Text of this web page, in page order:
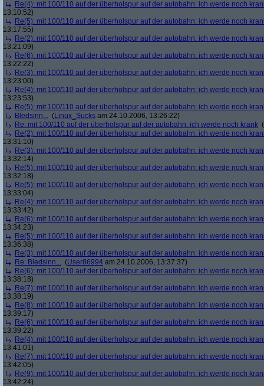
Re(4): mit 100/110 auf der überholspur auf der autobahn: ich werde noch
13:10:52)
Re(5): mit 100/110 auf der überholspur auf der autobahn: ich werde noch
13:17:55)
Re(2): mit 100/110 auf der überholspur auf der autobahn: ich werde noch
13:21:09)
Re(6): mit 100/110 auf der überholspur auf der autobahn: ich werde noch
13:22:22)
Re(3): mit 100/110 auf der überholspur auf der autobahn: ich werde noch
13:23:00)
Re(4): mit 100/110 auf der überholspur auf der autobahn: ich werde noch
13:23:53)
Re(5): mit 100/110 auf der überholspur auf der autobahn: ich werde noch
Bledsinn... (Linux_Sucks am 24.10.2006, 13:26:22)
Re: mit 100/110 auf der überholspur auf der autobahn: ich werde noch krank (
Re(2): mit 100/110 auf der überholspur auf der autobahn: ich werde noch
13:31:10)
Re(3): mit 100/110 auf der überholspur auf der autobahn: ich werde noch
13:32:14)
Re(5): mit 100/110 auf der überholspur auf der autobahn: ich werde noch
13:32:18)
Re(5): mit 100/110 auf der überholspur auf der autobahn: ich werde noch
13:33:04)
Re(4): mit 100/110 auf der überholspur auf der autobahn: ich werde noch
13:33:42)
Re(6): mit 100/110 auf der überholspur auf der autobahn: ich werde noch
13:34:23)
Re(5): mit 100/110 auf der überholspur auf der autobahn: ich werde noch
13:36:38)
Re(3): mit 100/110 auf der überholspur auf der autobahn: ich werde noch
Re: Bledsinn... (User86994 am 24.10.2006, 13:37:37)
Re(6): mit 100/110 auf der überholspur auf der autobahn: ich werde noch
13:38:18)
Re(7): mit 100/110 auf der überholspur auf der autobahn: ich werde noch
13:38:19)
Re(8): mit 100/110 auf der überholspur auf der autobahn: ich werde noch
13:39:17)
Re(6): mit 100/110 auf der überholspur auf der autobahn: ich werde noch
13:39:22)
Re(4): mit 100/110 auf der überholspur auf der autobahn: ich werde noch
13:41:01)
Re(7): mit 100/110 auf der überholspur auf der autobahn: ich werde noch
13:42:05)
Re(9): mit 100/110 auf der überholspur auf der autobahn: ich werde noch
13:42:24)